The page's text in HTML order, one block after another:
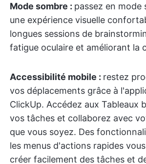
Mode sombre : passez en mode
une expérience visuelle
longues sessions de
fatigue oculaire et améliorant la
Accessibilité mobile : restez
vos déplacements grâce à
ClickUp. Accédez aux Tableaux
vos tâches et collaborez avec
que vous soyez. Des
les menus d'actions rapides
créer facilement des tâches et